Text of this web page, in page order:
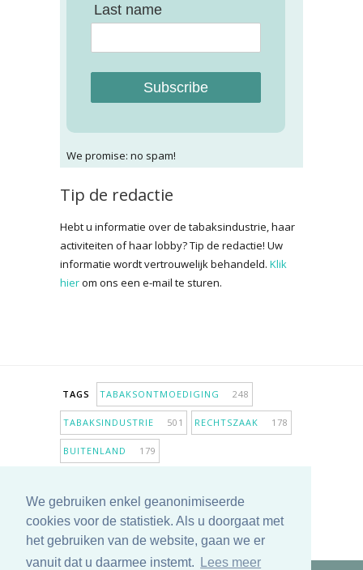
We gebruiken enkel geanonimiseerde
cookies voor de statistiek. Als u doorgaat met
het gebruiken van de website, gaan we er
vanuit dat u daarmee instemt.
Lees meer
Last name
Subscribe
We promise: no spam!
Tip de redactie
Hebt u informatie over de tabaksindustrie, haar
activiteiten of haar lobby? Tip de redactie! Uw
informatie wordt vertrouwelijk behandeld. Klik
hierom ons een e-mail te sturen.
TAGS TABAKSONTMOEDIGING 248
TABAKSINDUSTRIE 501 RECHTSZAAK 178
BUITENLAND 179
ANTIROOKBELEID306 ONDERZOEK
MEER TAGS TONEN